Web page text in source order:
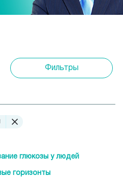
Фильтры
глюкозы у людей
горизонты